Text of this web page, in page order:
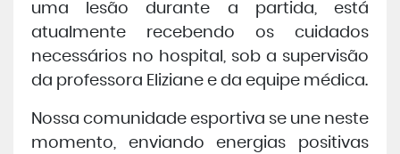
uma lesão durante a partida, está
atualmente recebendo os cuidados
necessários no hospital, sob a supervisão
da professora Eliziane e da equipe médica.
Nossa comunidade esportiva se une neste
momento, enviando energias positivas